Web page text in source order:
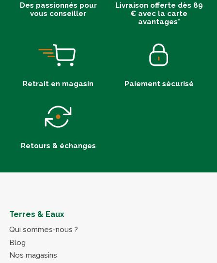
Des passionnés pour
vous conseiller
Livraison offerte dès 89
€ avec la carte
avantages*
Retrait en magasin Paiement sécurisé
Retours & échanges
Terres & Eaux
Qui sommes-nous ?
Blog
Nos magasins